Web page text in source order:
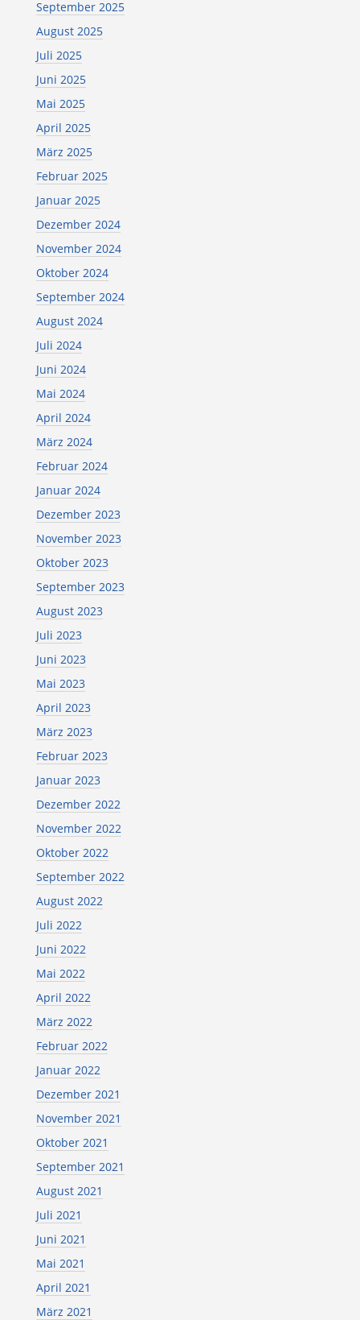
September 2025
August 2025
Juli 2025
Juni 2025
Mai 2025
April 2025
März 2025
Februar 2025
Januar 2025
Dezember 2024
November 2024
Oktober 2024
September 2024
August 2024
Juli 2024
Juni 2024
Mai 2024
April 2024
März 2024
Februar 2024
Januar 2024
Dezember 2023
November 2023
Oktober 2023
September 2023
August 2023
Juli 2023
Juni 2023
Mai 2023
April 2023
März 2023
Februar 2023
Januar 2023
Dezember 2022
November 2022
Oktober 2022
September 2022
August 2022
Juli 2022
Juni 2022
Mai 2022
April 2022
März 2022
Februar 2022
Januar 2022
Dezember 2021
November 2021
Oktober 2021
September 2021
August 2021
Juli 2021
Juni 2021
Mai 2021
April 2021
März 2021